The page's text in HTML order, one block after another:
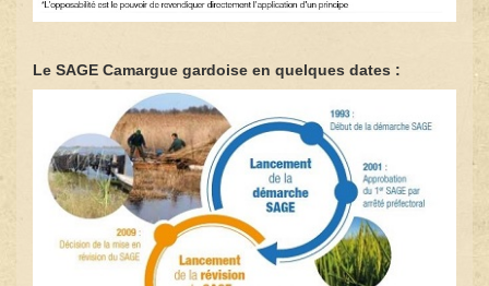
Le SAGE Camargue gardoise en quelques dates :